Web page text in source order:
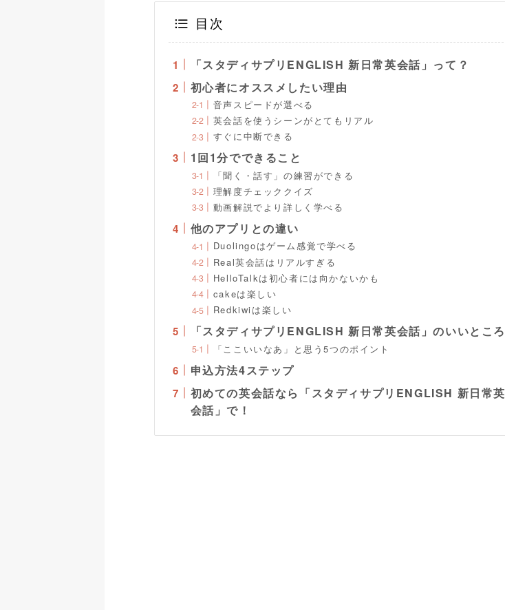
目次
「スタディサプリENGLISH 新日常英会話」って？
初心者にオススメしたい理由
音声スピードが選べる
英会話を使うシーンがとてもリアル
すぐに中断できる
1回1分でできること
「聞く・話す」の練習ができる
理解度チェッククイズ
動画解説でより詳しく学べる
他のアプリとの違い
Duolingoはゲーム感覚で学べる
Real英会話はリアルすぎる
HelloTalkは初心者には向かないかも
cakeは楽しい
Redkiwiは楽しい
「スタディサプリENGLISH 新日常英会話」のいいところ
「ここいいなあ」と思う5つのポイント
申込方法4ステップ
初めての英会話なら「スタディサプリENGLISH 新日常英
会話」で！